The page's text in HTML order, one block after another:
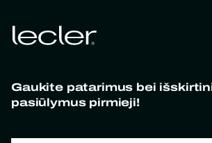
Gaukite patarimus bei
pasiūlymus pirmieji!